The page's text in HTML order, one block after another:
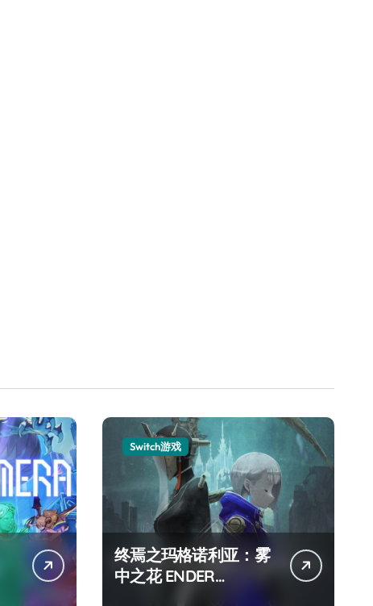
Switch游戏
终焉之玛格诺利亚：雾
中之花 ENDER